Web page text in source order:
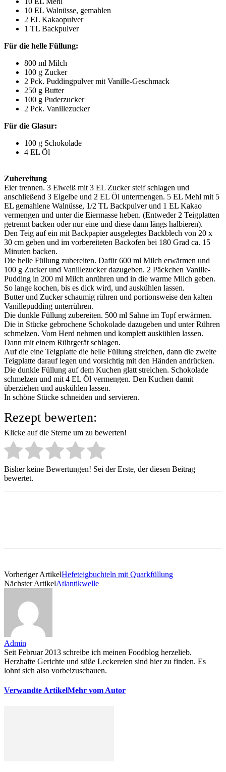
10 EL Walnüsse, gemahlen
2 EL Kakaopulver
1 TL Backpulver
Für die helle Füllung:
800 ml Milch
100 g Zucker
2 Pck. Puddingpulver mit Vanille-Geschmack
250 g Butter
100 g Puderzucker
2 Pck. Vanillezucker
Für die Glasur:
100 g Schokolade
4 EL Öl
Zubereitung
Eier trennen. 3 Eiweiß mit 3 EL Zucker steif schlagen und
anschließend 3 Eigelbe und 2 EL Öl untermengen. 5 EL Mehl mit 5
EL gemahlene Walnüsse, 1/2 TL Backpulver und 1 EL Kakao
vermengen und unter die Eiermasse heben. (Entweder 2 Teigplatten
getrennt backen oder nur eine und diese dann längs halbieren).
Den Teig auf ein mit Backpapier ausgelegtes Backblech von 20 x
30 cm geben und im vorbereiteten Backofen bei 180 Grad ca. 15
Minuten backen.
Die helle Füllung zubereiten. Dafür 600 ml Milch erwärmen und
100 g Zucker und Vanillezucker dazugeben. 2 Päckchen Vanille-
Pudding in 200 ml Milch anrühren und in die warme Milch geben.
So lange kochen, bis es dick wird, und auskühlen lassen.
Butter und Zucker schaumig rühren und portionsweise den kalten
Vanillepudding unterrühren.
Die dunkle Füllung zubereiten. 500 ml Sahne im Topf erwärmen.
Die in Stücke gebrochene Schokolade dazugeben und unter Rühren
schmelzen. Vom Herd nehmen und komplett auskühlen lassen.
Dann mit einem Rührgerät schlagen.
Auf die eine Teigplatte die helle Füllung streichen, dann die zweite
Teigplatte darauf legen und vorsichtig mit den Händen andrücken.
Die dunkle Füllung auf dem Kuchen glatt streichen. Schokolade
schmelzen und mit 4 EL Öl vermengen. Den Kuchen damit
überziehen und auskühlen lassen.
In schöne Stücke schneiden und servieren.
Rezept bewerten:
Klicke auf die Sterne um zu bewerten!
Bisher keine Bewertungen! Sei der Erste, der diesen Beitrag
bewertet.
Vorheriger ArtikelHefeteigbuchteln mit Quarkfüllung
Nächster ArtikelAtlantikwelle
Admin
Seit Februar 2013 schreibe ich meinen Foodblog herzelieb.
Herzhafte Gerichte und süße Leckereien sind hier zu finden. Es
lohnt sich also vorbeizuschauen.
Verwandte ArtikelMehr vom Autor